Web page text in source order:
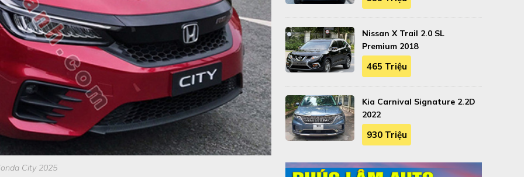
City 2025
Nissan X Trail 2.0 SL
Premium 2018
465 Triệu
Kia Carnival Signature 2.2D
2022
930 Triệu